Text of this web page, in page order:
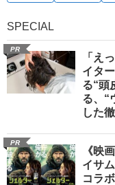
SPECIAL
PR
「え
イタ
る“頭
る、“
した
PR
《映
イサ
コラボ